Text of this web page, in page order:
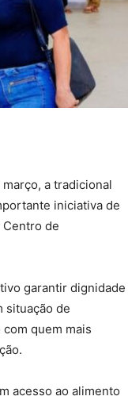
a tradicional
iniciativa de
de
garantir dignidade
situação de
quem mais
acesso ao alimento